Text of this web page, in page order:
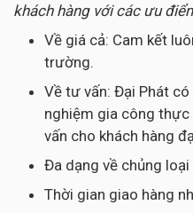
khách hàng với các ưu
Về giá cả: Cam kết
trường.
Về tư vấn: Đại Phát
nghiệm gia công
vấn cho khách hàng
Đa dạng về chủng loại
Thời gian giao hàng